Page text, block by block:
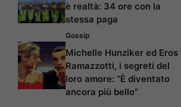
è realtà: 34 ore con la
stessa paga
Gossip
Michelle Hunziker ed Eros
Ramazzotti, i segreti del
loro amore: “È diventato
ancora più bello”